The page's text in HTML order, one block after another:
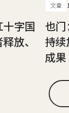
字国
放、
文章
也
持
成果